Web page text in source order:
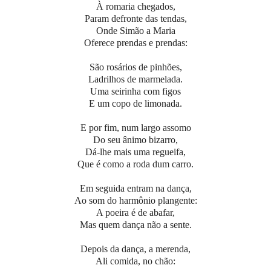
À romaria chegados,
Param defronte das tendas,
Onde Simão a Maria
Oferece prendas e prendas:
São rosários de pinhões,
Ladrilhos de marmelada.
Uma seirinha com figos
E um copo de limonada.
E por fim, num largo assomo
Do seu ânimo bizarro,
Dá-lhe mais uma regueifa,
Que é como a roda dum carro.
Em seguida entram na dança,
Ao som do harmônio plangente:
A poeira é de abafar,
Mas quem dança não a sente.
Depois da dança, a merenda,
Ali comida, no chão: